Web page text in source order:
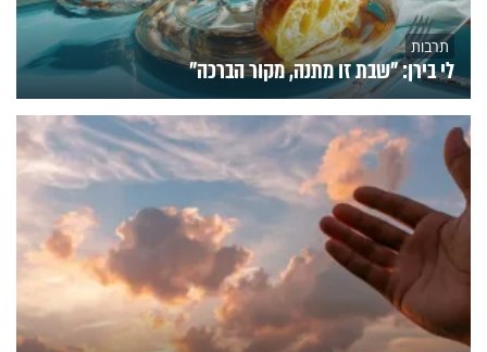
תרבות
לי בירן: "שבת זו מתנה, מקור הברכה"